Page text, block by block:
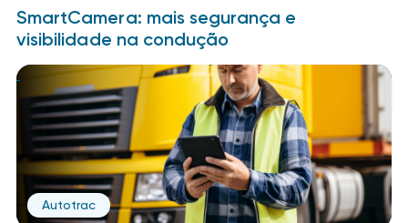
SmartCamera: mais segurança e
visibilidade na condução
Autotrac